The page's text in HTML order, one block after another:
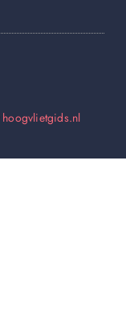
hoogvlietgids.nl